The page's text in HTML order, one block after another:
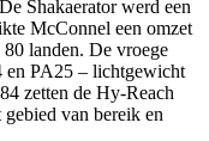
Shakaerator werd een
McConnel een omzet
landen. De vroege
en PA25 – lichtgewicht
zetten de Hy-Reach
van bereik en